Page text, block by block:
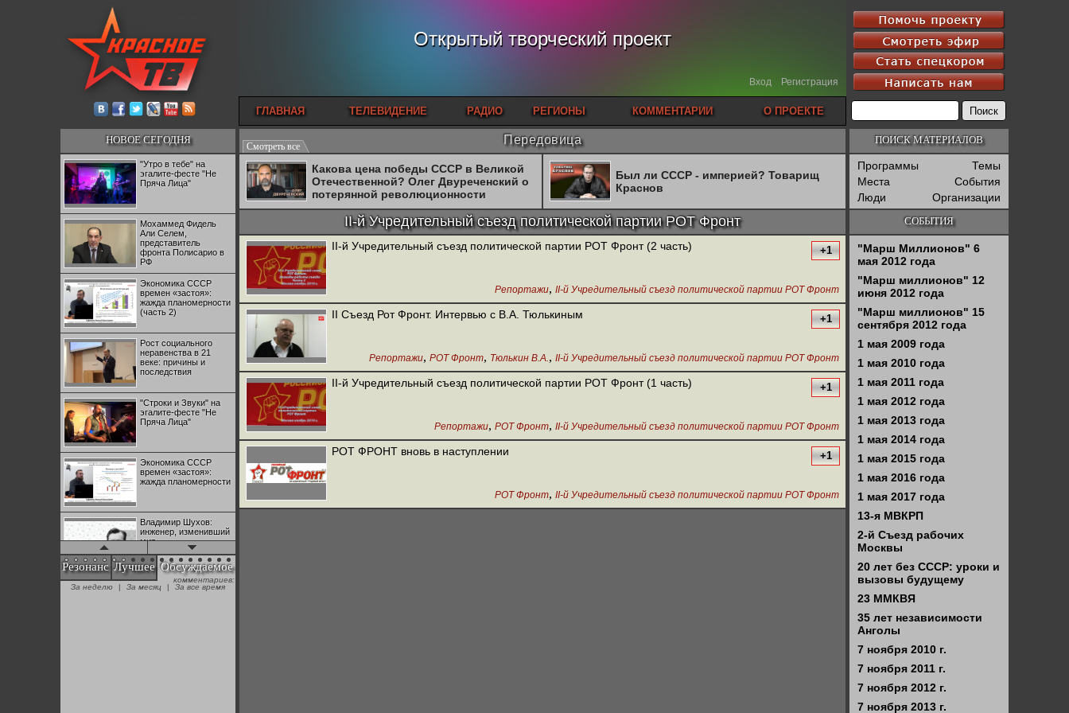
Открытый творческий проект
Вход Регистрация
ГЛАВНАЯ ТЕЛЕВИДЕНИЕ РАДИО РЕГИОНЫ КОММЕНТАРИИ О ПРОЕКТЕ
НОВОЕ СЕГОДНЯ
"Утро в тебе" на
эгалите-фесте "Не
Пряча Лица"
Мохаммед Фидель
Али Селем,
представитель
фронта Полисарио в
РФ
Экономика СССР
времен «застоя»:
жажда планомерности
(часть 2)
Рост социального
неравенства в 21
веке: причины и
последствия
"Строки и Звуки" на
эгалите-фесте "Не
Пряча Лица"
Экономика СССР
времен «застоя»:
жажда планомерности
Владимир Шухов:
инженер, изменивший
мир
"Аркадий Коц" на
эгалите-фесте "Не
Резонанс Лучшее Обсуждаемое
комментариев:
За неделю
| За месяц | За все время
Передовица
Смотреть все
Какова цена победы СССР в Великой
Отечественной? Олег Двуреченский о
потерянной революционности
Был ли СССР - империей? Товарищ
Краснов
II-й Учредительный съезд политической партии РОТ Фронт
II-й Учредительный съезд политической партии РОТ Фронт (2 часть) +1
Репортажи, II-й Учредительный съезд политической партии РОТ Фронт
II Съезд Рот Фронт. Интервью с В.А. Тюлькиным +1
Репортажи, РОТ Фронт, Тюлькин В.А., II-й Учредительный съезд политической партии РОТ Фронт
II-й Учредительный съезд политической партии РОТ Фронт (1 часть) +1
Репортажи, РОТ Фронт, II-й Учредительный съезд политической партии РОТ Фронт
РОТ ФРОНТ вновь в наступлении +1
РОТ Фронт, II-й Учредительный съезд политической партии РОТ Фронт
ПОИСК МАТЕРИАЛОВ
Программы
Темы
Места
События
Люди
Организации
СОБЫТИЯ
"Марш Миллионов" 6
мая 2012 года
"Марш миллионов" 12
июня 2012 года
"Марш миллионов" 15
сентября 2012 года
1 мая 2009 года
1 мая 2010 года
1 мая 2011 года
1 мая 2012 года
1 мая 2013 года
1 мая 2014 года
1 мая 2015 года
1 мая 2016 года
1 мая 2017 года
13-я МВКРП
2-й Съезд рабочих
Москвы
20 лет без СССР: уроки и
вызовы будущему
23 ММКВЯ
35 лет независимости
Анголы
7 ноября 2010 г.
7 ноября 2011 г.
7 ноября 2012 г.
7 ноября 2013 г.